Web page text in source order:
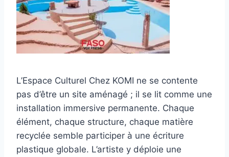
L’Espace Culturel Chez KOMI ne se contente
pas d’être un site aménagé ; il se lit comme une
installation immersive permanente. Chaque
élément, chaque structure, chaque matière
recyclée semble participer à une écriture
plastique globale. L’artiste y déploie une